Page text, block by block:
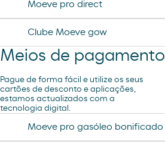
Aspiração
Moeve pro direct
Clube Moeve gow
Meios de pagamento
Pague de forma fácil e utilize os seus
cartões de desconto e aplicações,
estamos actualizados com a
tecnologia digital.
Moeve pro gasóleo bonificado